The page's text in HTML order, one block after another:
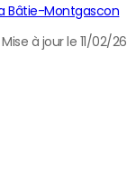
Bâtie-Montgascon
Mise à jour le 11/02/26